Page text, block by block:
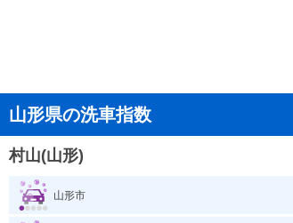
山形県の洗車指数
村山(山形)
山形市